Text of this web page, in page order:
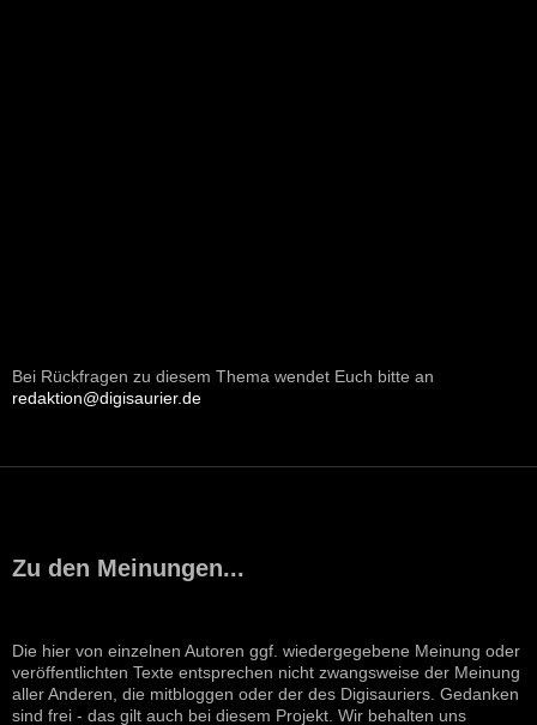
Bei Rückfragen zu diesem Thema wendet Euch bitte an
redaktion@digisaurier.de
Zu den Meinungen...
Die hier von einzelnen Autoren ggf. wiedergegebene Meinung oder
veröffentlichten Texte entsprechen nicht zwangsweise der Meinung
aller Anderen, die mitbloggen oder der des Digisauriers. Gedanken
sind frei - das gilt auch bei diesem Projekt. Wir behalten uns